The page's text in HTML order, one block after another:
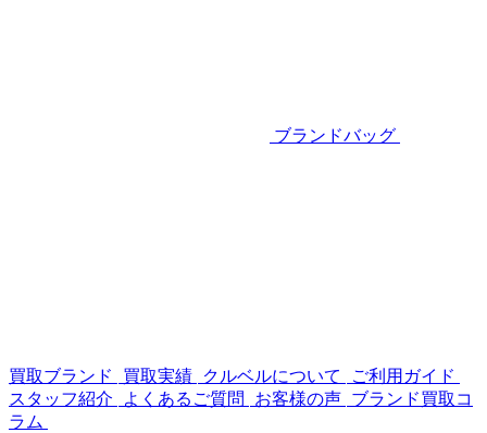
ブランドバッグ
買取ブランド 買取実績 クルベルについて
ご利用ガイド
スタッフ紹介
よくあるご質問 お客様の声 ブランド買取コ
ラム